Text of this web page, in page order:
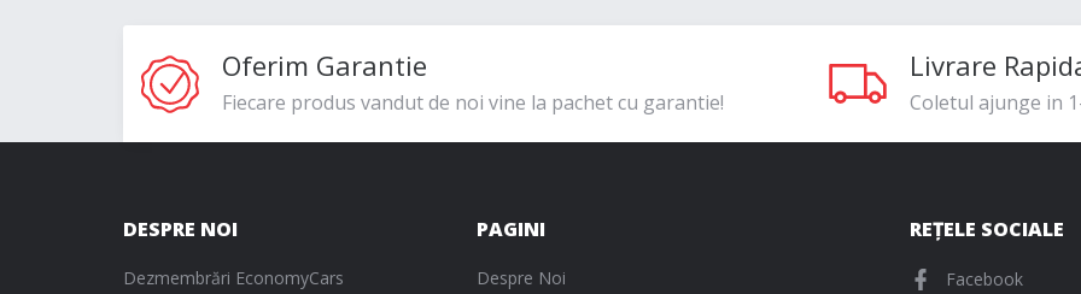
Oferim Garantie
Fiecare produs vandut de noi vine la pachet cu garantie!
Livrare
Coletul ajunge in
DESPRE NOI
Dezmembrări EconomyCars
PAGINI
Despre Noi
REȚELE SOCIALE
Facebook